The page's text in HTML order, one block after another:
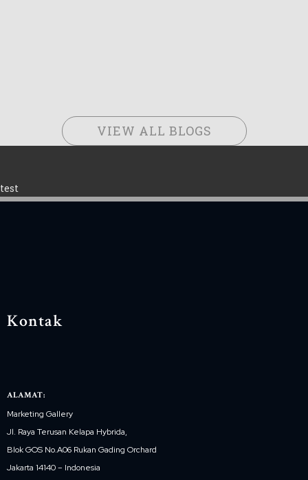
VIEW ALL BLOGS
test
Kontak
ALAMAT:
Marketing Gallery
Jl. Raya Terusan Kelapa Hybrida,
Blok GOS No.A06 Rukan Gading Orchard
Jakarta 14140 – Indonesia